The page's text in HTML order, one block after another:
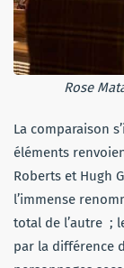
Rose
La comparaison
éléments
Roberts et Hugh
l’immense
total de l’autre ;
par la différence